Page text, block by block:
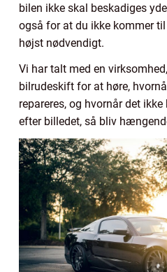
bilen ikke skal beskadiges
også for at du ikke kommer
højst nødvendigt.
Vi har talt med en
bilrudeskift for at høre,
repareres, og hvornår det
efter billedet, så bliv